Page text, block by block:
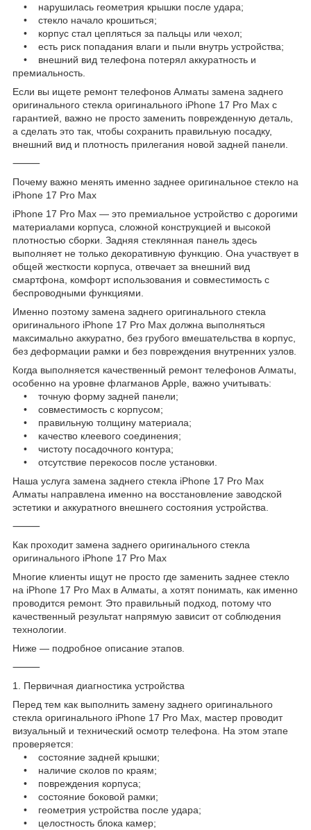
• нарушилась геометрия крышки после удара;
• стекло начало крошиться;
• корпус стал цепляться за пальцы или чехол;
• есть риск попадания влаги и пыли внутрь устройства;
• внешний вид телефона потерял аккуратность и
премиальность.
Если вы ищете ремонт телефонов Алматы замена заднего
оригинального стекла оригинального iPhone 17 Pro Max с
гарантией, важно не просто заменить поврежденную деталь,
а сделать это так, чтобы сохранить правильную посадку,
внешний вид и плотность прилегания новой задней панели.
⸻
Почему важно менять именно заднее оригинальное стекло на
iPhone 17 Pro Max
iPhone 17 Pro Max — это премиальное устройство с дорогими
материалами корпуса, сложной конструкцией и высокой
плотностью сборки. Задняя стеклянная панель здесь
выполняет не только декоративную функцию. Она участвует в
общей жесткости корпуса, отвечает за внешний вид
смартфона, комфорт использования и совместимость с
беспроводными функциями.
Именно поэтому замена заднего оригинального стекла
оригинального iPhone 17 Pro Max должна выполняться
максимально аккуратно, без грубого вмешательства в корпус,
без деформации рамки и без повреждения внутренних узлов.
Когда выполняется качественный ремонт телефонов Алматы,
особенно на уровне флагманов Apple, важно учитывать:
• точную форму задней панели;
• совместимость с корпусом;
• правильную толщину материала;
• качество клеевого соединения;
• чистоту посадочного контура;
• отсутствие перекосов после установки.
Наша услуга замена заднего стекла iPhone 17 Pro Max
Алматы направлена именно на восстановление заводской
эстетики и аккуратного внешнего состояния устройства.
⸻
Как проходит замена заднего оригинального стекла
оригинального iPhone 17 Pro Max
Многие клиенты ищут не просто где заменить заднее стекло
на iPhone 17 Pro Max в Алматы, а хотят понимать, как именно
проводится ремонт. Это правильный подход, потому что
качественный результат напрямую зависит от соблюдения
технологии.
Ниже — подробное описание этапов.
⸻
1. Первичная диагностика устройства
Перед тем как выполнить замену заднего оригинального
стекла оригинального iPhone 17 Pro Max, мастер проводит
визуальный и технический осмотр телефона. На этом этапе
проверяется:
• состояние задней крышки;
• наличие сколов по краям;
• повреждения корпуса;
• состояние боковой рамки;
• геометрия устройства после удара;
• целостность блока камер;